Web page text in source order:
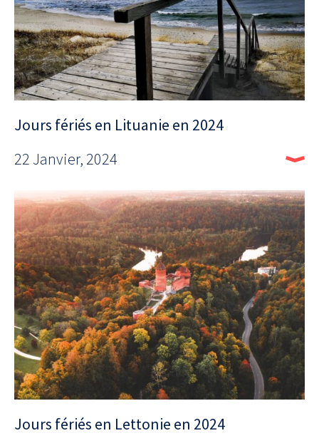
Jours fériés en Lituanie en 2024
22 Janvier, 2024
Jours fériés en Lettonie en 2024